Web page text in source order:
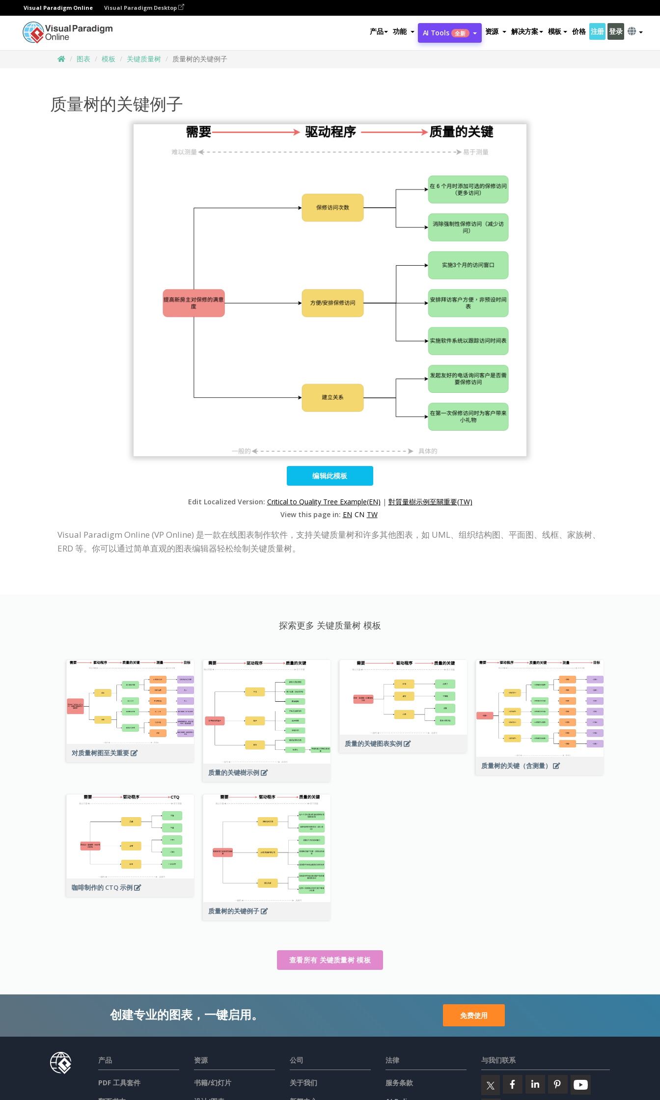
Visual Paradigm Online Visual Paradigm Desktop
产品 功能 AI Tools 全新 资源 解决方案 模板 价格 注册 登录
图表 模板 关键质量树 质量树的关键例子
质量树的关键例子
编辑此模板
Edit Localized Version: Critical to Quality Tree Example(EN) | 對質量樹示例至關重要(TW)
View this page in: EN CN TW
Visual Paradigm Online (VP Online) 是一款在线图表制作软件，支持关键质量树和许多其他图表，如 UML、组织结构图、平面图、线框、家族树、
ERD 等。你可以通过简单直观的图表编辑器轻松绘制关键质量树。
探索更多 关键质量树 模板
对质量树图至关重要
质量的关键樹示例
质量的关键图表实例
质量树的关键（含测量）
咖啡制作的 CTQ 示例
质量树的关键例子
查看所有 关键质量树 模板
创建专业的图表，一键启用。 免费使用
产品
PDF 工具套件
资源
书籍/幻灯片
公司
关于我们
法律
服务条款
与我们联系